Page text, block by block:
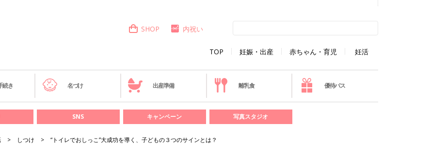
TOP 妊娠・出産 赤ちゃん・育児 妊活
SHOP 内祝い
続き 名づけ 出産準備 離乳食 優待パス
SNS キャンペーン 写真スタジオ
しつけ “トイレでおしっこ”大成功を導く、子どもの３つのサインとは？